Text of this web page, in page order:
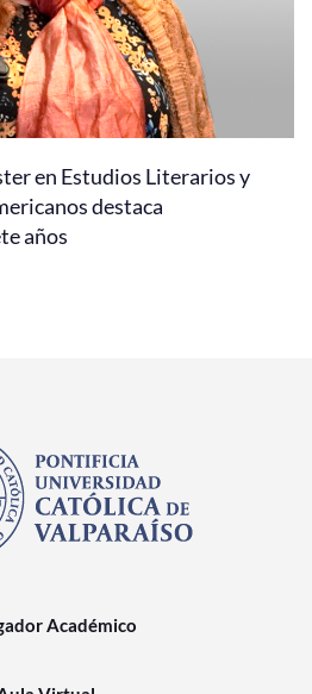
en Estudios Literarios y
destaca
años
Académico